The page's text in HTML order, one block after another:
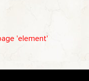
'element'